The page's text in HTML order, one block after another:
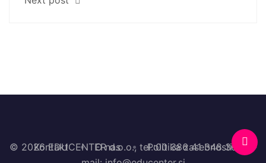
Kontakt O nas Politika zasebnosti
© 2026 EDUCENTER d.o.o., tel.:00 386 41 348 364, e-